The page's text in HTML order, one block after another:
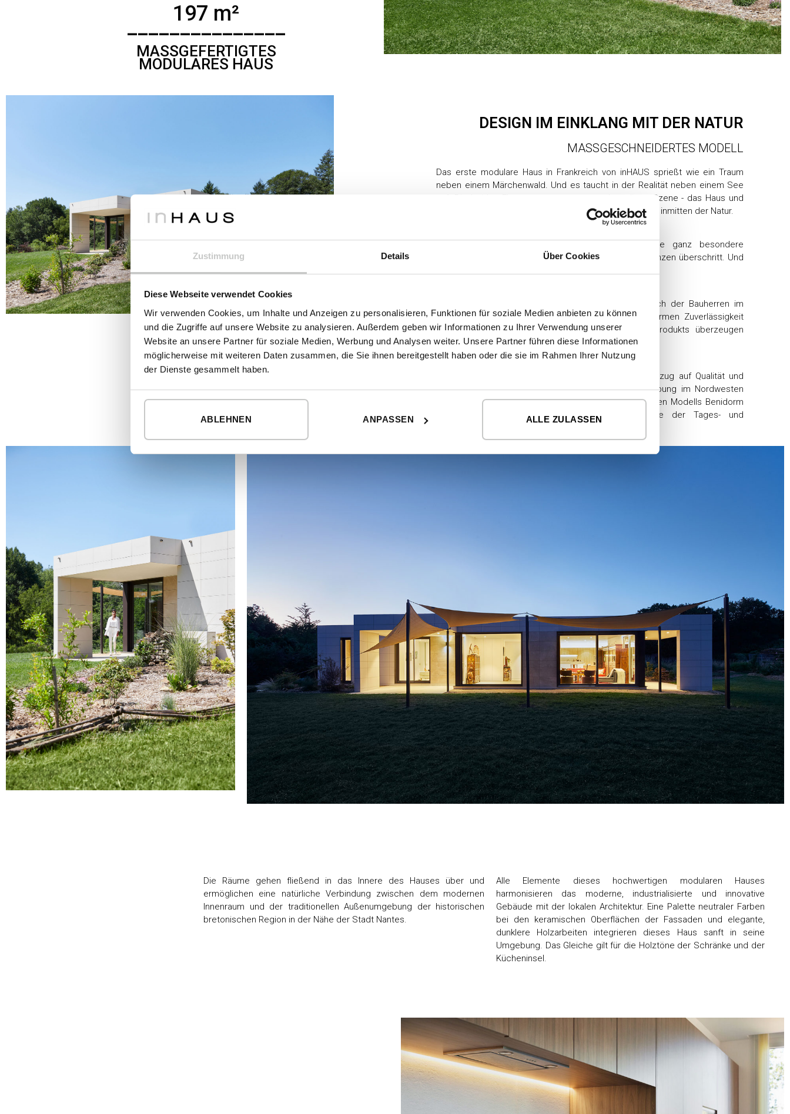
Zustimmung Details Über Cookies
Diese Webseite verwendet Cookies
Wir verwenden Cookies, um Inhalte und Anzeigen zu personalisieren, Funktionen für soziale Medien anbieten zu können
und die Zugriffe auf unsere Website zu analysieren. Außerdem geben wir Informationen zu Ihrer Verwendung unserer
Website an unsere Partner für soziale Medien, Werbung und Analysen weiter. Unsere Partner führen diese Informationen
möglicherweise mit weiteren Daten zusammen, die Sie ihnen bereitgestellt haben oder die sie im Rahmen Ihrer Nutzung
der Dienste gesammelt haben.
ABLEHNEN ANPASSEN ALLE ZULASSEN
197 m²
_______________
MASSGEFERTIGTES
MODULARES HAUS
DESIGN IM EINKLANG MIT DER NATUR
MASSGESCHNEIDERTES MODELL
Das erste modulare Haus in Frankreich von inHAUS sprießt wie ein Traum
neben einem Märchenwald. Und es taucht in der Realität neben einem See
auf. Die beiden Elemente zusammen machen diese Szene - das Haus und
seine Umgebung - zu einer fast traumhaften Landschaft inmitten der Natur.
Dieses High-End-Fertighaus erzählt für inHAUS eine ganz besondere
Geschichte. Es war das erste, das die spanischen Grenzen überschritt. Und
Die Idee zu diesem Haus entstand bei einem Besuch der Bauherren im
inHAUS-Laborgebäude, wo sie sich live von der enormen Zuverlässigkeit
eines hochwertigen und komplett fertiggestellten Produkts überzeugen
konnten.
Auf diese Weise entstand ein Entwurf, der sich in Bezug auf Qualität und
ausgewählte Oberflächen perfekt in die grüne Umgebung im Nordwesten
Frankreichs einfügt. Auf der Grundlage des einstöckigen Modells Benidorm
der Collection 111 wurde beschlossen, die Lage der Tages- und
Die Räume gehen fließend in das Innere des Hauses über und
ermöglichen eine natürliche Verbindung zwischen dem modernen
Innenraum und der traditionellen Außenumgebung der historischen
bretonischen Region in der Nähe der Stadt Nantes.
Alle Elemente dieses hochwertigen modularen Hauses
harmonisieren das moderne, industrialisierte und innovative
Gebäude mit der lokalen Architektur. Eine Palette neutraler Farben
bei den keramischen Oberflächen der Fassaden und elegante,
dunklere Holzarbeiten integrieren dieses Haus sanft in seine
Umgebung. Das Gleiche gilt für die Holztöne der Schränke und der
Kücheninsel.